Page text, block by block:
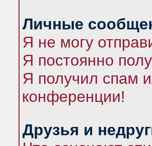
Личные
Я не могу
Я постоянно
Я получил спам
конференции!
Друзья и